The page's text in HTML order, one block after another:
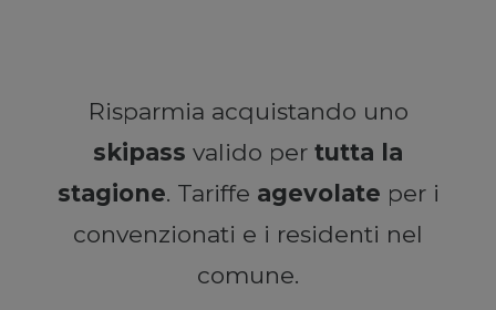
Risparmia acquistando uno
skipass valido per tutta la
stagione. Tariffe agevolate per i
convenzionati e i residenti nel
comune.